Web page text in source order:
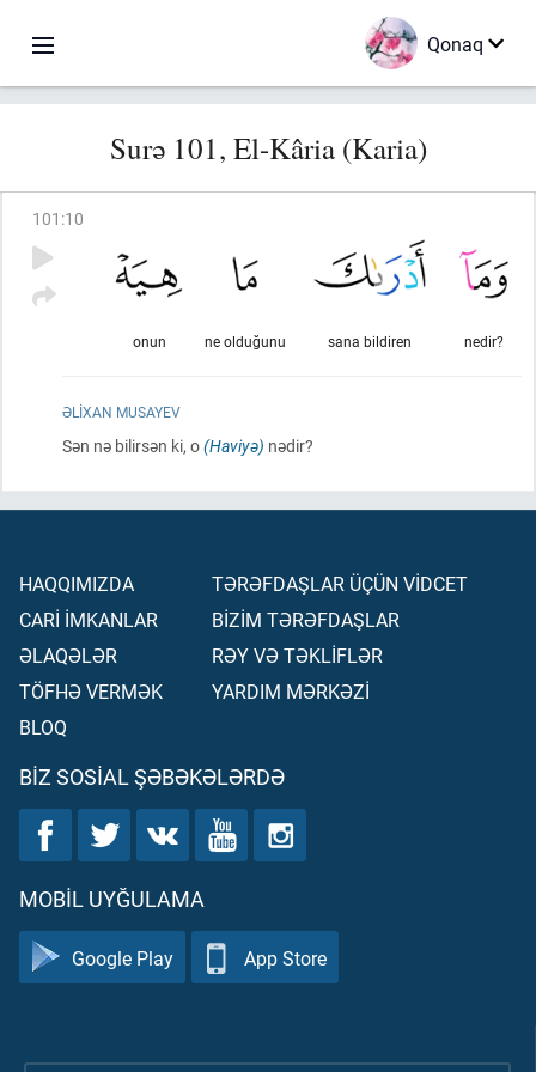
Qonaq
Surə 101, El-Kâria (Karia)
101 :10
nedir?
sana bildiren
ne olduğunu
onun
ƏLIXAN MUSAYEV
Sən nə bilirsən ki, o(Haviyə) nədir?
HAQQIMIZDA
CARİ İMKANLAR
ƏLAQƏLƏR
TÖFHƏ VERMƏK
BLOQ
TƏRƏFDAŞLAR ÜÇÜN VİDCET
BİZİM TƏRƏFDAŞLAR
RƏY VƏ TƏKLİFLƏR
YARDIM MƏRKƏZİ
BIZ SOSIAL ŞƏBƏKƏLƏRDƏ
MOBIL UYĞULAMA
Google Play App Store